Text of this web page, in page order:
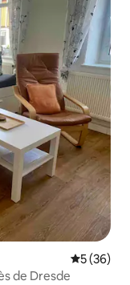
5 (36)
de Dresde